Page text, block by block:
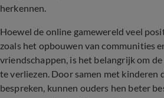
herkennen.
Hoewel de online gamewereld veel
zoals het opbouwen van communities
vriendschappen, is het belangrijk om
te verliezen. Door samen met kinderen
bespreken, kunnen ouders hen beter